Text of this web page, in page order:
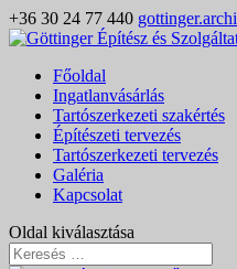
+36 30 24 77 440
Főoldal
Ingatlanvásárlás
Tartószerkezeti szakértés
Építészeti tervezés
Tartószerkezeti tervezés
Galéria
Kapcsolat
Oldal kiválasztása